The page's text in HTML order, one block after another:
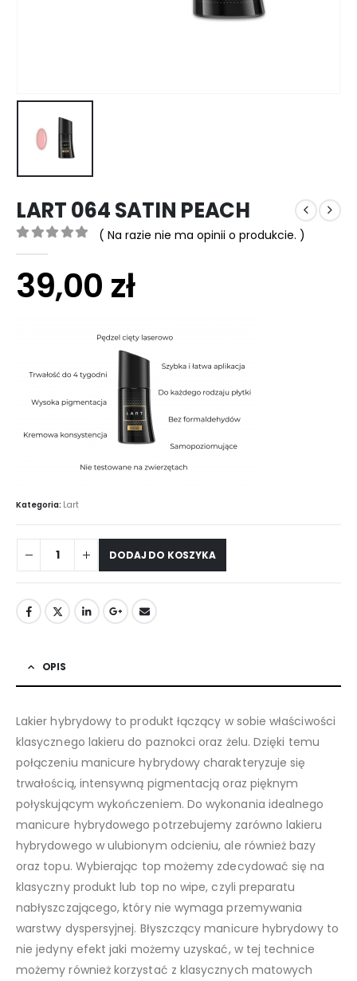
LART 064 SATIN PEACH
( Na razie nie ma opinii o produkcie. )
39,00 zł
Kategoria: Lart
DODAJ DO KOSZYKA
OPIS
Lakier hybrydowy to produkt łączący w sobie właściwości
klasycznego lakieru do paznokci oraz żelu. Dzięki temu
połączeniu manicure hybrydowy charakteryzuje się
trwałością, intensywną pigmentacją oraz pięknym
połyskującym wykończeniem. Do wykonania idealnego
manicure hybrydowego potrzebujemy zarówno lakieru
hybrydowego w ulubionym odcieniu, ale również bazy
oraz topu. Wybierając top możemy zdecydować się na
klasyczny produkt lub top no wipe, czyli preparatu
nabłyszczającego, który nie wymaga przemywania
warstwy dyspersyjnej. Błyszczący manicure hybrydowy to
nie jedyny efekt jaki możemy uzyskać, w tej technice
możemy również korzystać z klasycznych matowych